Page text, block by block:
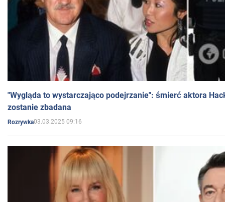
"Wygląda to wystarczająco podejrzanie": śmierć aktora
zostanie zbadana
Rozrywka03.03.2025 09:16